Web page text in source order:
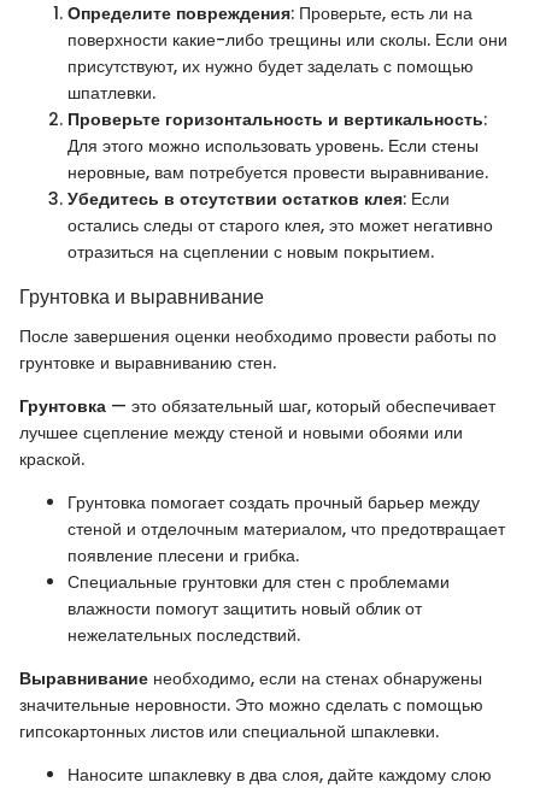
Определите повреждения: Проверьте, есть ли на
поверхности какие-либо трещины или сколы. Если они
присутствуют, их нужно будет заделать с помощью
шпатлевки.
Проверьте горизонтальность и вертикальность:
Для этого можно использовать уровень. Если стены
неровные, вам потребуется провести выравнивание.
Убедитесь в отсутствии остатков клея: Если
остались следы от старого клея, это может негативно
отразиться на сцеплении с новым покрытием.
Грунтовка и выравнивание
После завершения оценки необходимо провести работы по
грунтовке и выравниванию стен.
Грунтовка — это обязательный шаг, который обеспечивает
лучшее сцепление между стеной и новыми обоями или
краской.
Грунтовка помогает создать прочный барьер между
стеной и отделочным материалом, что предотвращает
появление плесени и грибка.
Специальные грунтовки для стен с проблемами
влажности помогут защитить новый облик от
нежелательных последствий.
Выравнивание необходимо, если на стенах обнаружены
значительные неровности. Это можно сделать с помощью
гипсокартонных листов или специальной шпаклевки.
Наносите шпаклевку в два слоя, дайте каждому слою